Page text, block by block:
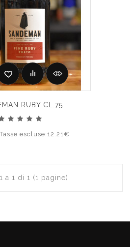
RUBY CL.75
escluse:12.21€
a 1 di 1 (1 pagine)